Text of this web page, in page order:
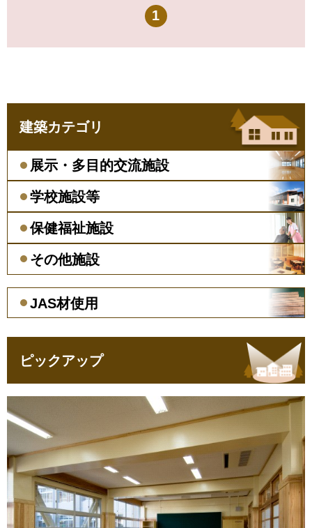
1
建築カテゴリ
展示・多目的交流施設
学校施設等
保健福祉施設
その他施設
JAS材使用
ピックアップ